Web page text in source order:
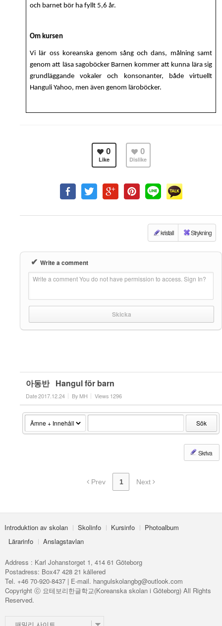
och barnet bör ha fyllt 5,6 år.
Om kursen
Vi lär oss koreanska genom sång och dans, målning samt
genom att läsa sagoböcker Barnen kommer att kunna lära sig
grundläggande vokaler och konsonanter, både virtuellt
Hanguli Yahoo, men även genom läroböcker.
0
Like
0
Dislike
kristall Strykning
✔ Write a comment
Write a comment You do not have permission to access. Sign In?
아동반 Hangul för barn
Date2017.12.24 By MH Views 1296
Sök
Skriva
Prev 1 Next
Introduktion av skolan Skolinfo Kursinfo
Photoalbum
Lärarinfo
Anslagstavlan
Address : Karl Johanstorget 1, 414 61 Göteborg
Postadress: Box47 428 21 kållered
Tel. +46 70-920-8437 | E-mail. hangulskolangbg@outlook.com
Copyright ⓒ 요테보리한글학교(Koreanska skolan i Göteborg) All Rights
Reserved.
패밀리 사이트